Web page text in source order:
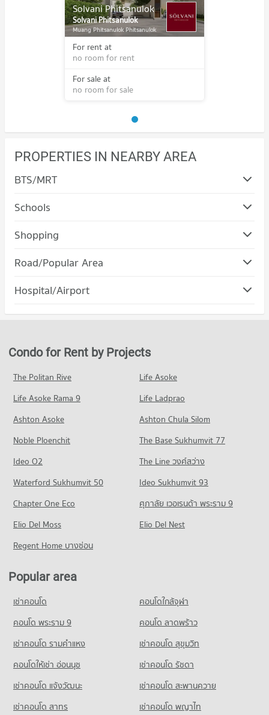
Solvani Phitsanulok
Solvani Phitsanulok
Muang Phitsanulok Phitsanulok
For rent at
no room for rent
For sale at
no room for sale
PROPERTIES IN NEARBY AREA
BTS/MRT
Schools
Condo Boromarajonani College of Nursing
Buddhachinaraj
PROJECT_COUNT
Buddhachinaraj
9 properties for rent
Condo for Sale Boromarajonani College of Nursing
Condo Phitsanulok Technical College
PROJECT_COUNT
Condo for Rent Phitsanulok Technical College
Condo for Sale Phitsanulok Technical College
52 properties for sale
Condo Phitsanulok Technical Commercial College
9 properties for rent
Condo for Sale Phitsanulok Technical Commercial College
Shopping
Condo Phitsanulok Walking Street
Condo for Rent Phitsanulok Walking Street
Condo Suparnan Market
8 properties for rent
Condo for Sale Suparnan Market
PROJECT_COUNT
Condo for Rent Phitsanulok Ruamjai Market
68 properties for sale
Road/Popular Area
Condo Borom Trailokkanat Road
Condo for Rent near Borom Trailokkanat Road
Condo for Sale near Borom Trailokkanat Road
15 properties for sale
Condo Ban Khaek Intersection, Phitsanulok
PROJECT_COUNT
Condo for Rent near Ban Khaek Intersection, Phitsanulok
8 properties for rent
Condo for Sale near Ban Khaek Intersection, Phitsanulok
25 properties for sale
Condo Phitsanulok Provincial Court
Condo for Rent near Phitsanulok Provincial Court
9 properties for rent
Condo for Sale near Phitsanulok Provincial Court
55 properties for sale
Condo District Office of Mueang Phitsanulok
Condo for Rent near District Office of Mueang Phitsanulok
9 properties for rent
Condo for Sale near District Office of Mueang Phitsanulok
55 properties for sale
Condo Phitsanulok Provincial Hall
PROJECT_COUNT
Condo for Rent near Phitsanulok Provincial Hall
Hospital/Airport
Condo Bangkok Hospital Phitsanulok
Condo for Rent near Bangkok Hospital Phitsanulok
9 properties for rent
Condo for Sale near Bangkok Hospital Phitsanulok
PROJECT_COUNT
Condo for Rent near Phitsanulok Airport
70 properties for sale
Condo for Rent by Projects
The Politan Rive
Life Asoke
Life Asoke Rama 9
Life Ladprao
Ashton Asoke
Ashton Chula Silom
Noble Ploenchit
The Base Sukhumvit 77
Ideo O2
The Line วงศ์สว่าง
Waterford Sukhumvit 50
Ideo Sukhumvit 93
Chapter One Eco
ศุภาลัย เวอเรนด้า พระราม 9
Elio Del Moss
Elio Del Nest
Regent Home บางซ่อน
Popular area
เช่าคอนโด
คอนโดใกล้จุฬา
คอนโด พระราม 9
คอนโด ลาดพร้าว
เช่าคอนโด รามคําแหง
เช่าคอนโด สุขุมวิท
คอนโดให้เช่า อ่อนนุช
เช่าคอนโด รัชดา
เช่าคอนโด แจ้งวัฒนะ
เช่าคอนโด สะพานควาย
เช่าคอนโด สาทร
เช่าคอนโด พญาไท